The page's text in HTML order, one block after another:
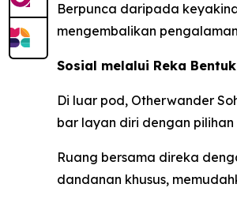
Berpunca daripada
mengembalikan
Sosial melalui Reka Bentuk
Di luar pod, Otherwander
bar layan diri dengan
Ruang bersama direka
dandanan khusus,